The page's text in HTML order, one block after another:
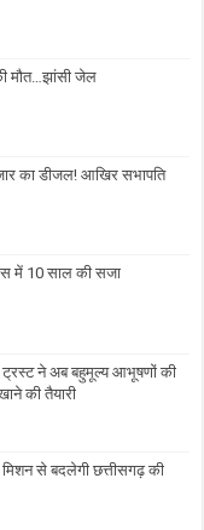
मौत…झांसी जेल
का डीजल! आखिर सभापति
में 10 साल की सजा
: ट्रस्ट ने अब बहुमूल्य आभूषणों की
की तैयारी
से बदलेगी छत्तीसगढ़ की